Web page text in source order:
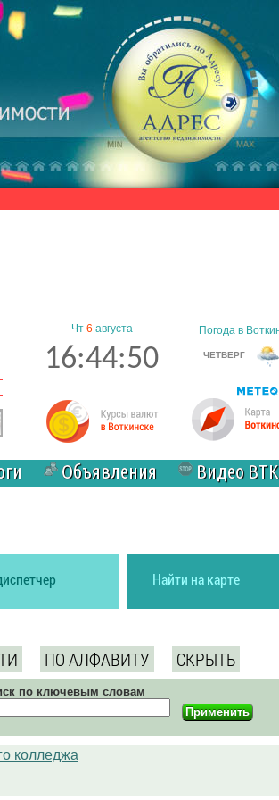
Чт 6 августа
16:44:50
Объявления Видео ВТК
Найти на карте
ПО АЛФАВИТУ СКРЫТЬ
по ключевым словам
колледжа